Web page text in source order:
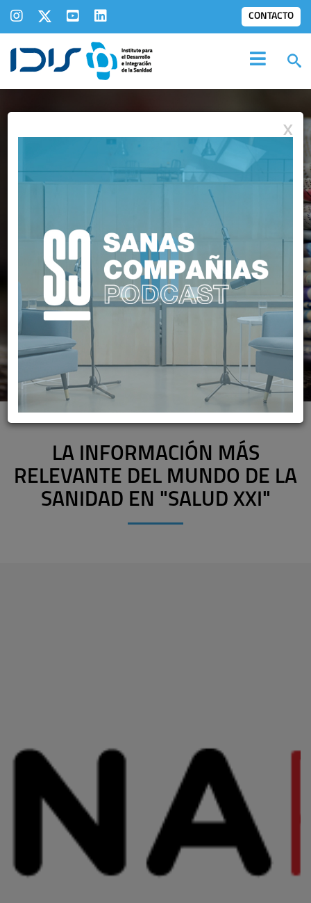
CONTACTO
IDIS EN LOSMEDIOS
LA INFORMACIÓN MÁS
RELEVANTE DEL MUNDO DE LA
SANIDAD EN "SALUD XXI"
X